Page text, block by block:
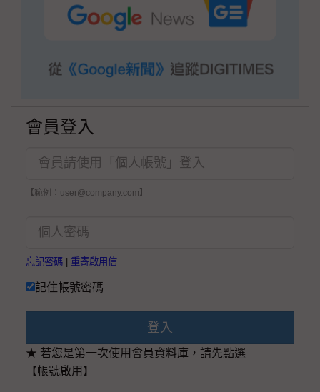
會員登入
【範例：user@company.com】
忘記密碼 重寄啟用信
記住帳號密碼
登入
★ 若您是第一次使用會員資料庫，請先點選
【帳號啟用】